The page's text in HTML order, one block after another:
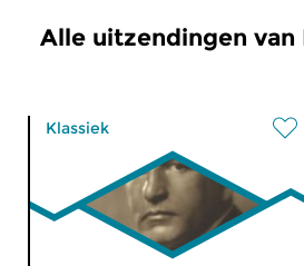
Alle uitzendingen van
Klassiek